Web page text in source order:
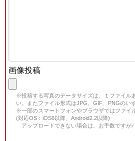
画像投稿
※投稿する写真のデータサイズは、１ファイル
い。またファイル形式はJPG、GIF、PNGのい
※一部のスマートフォンやブラウザではファイ
(対応OS：iOS6以降、Android2.2以降)
アップロードできない場合は、お手数ですが